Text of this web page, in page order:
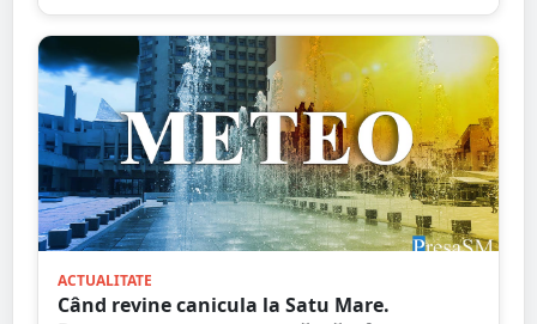
ACTUALITATE
Când revine canicula la Satu Mare.